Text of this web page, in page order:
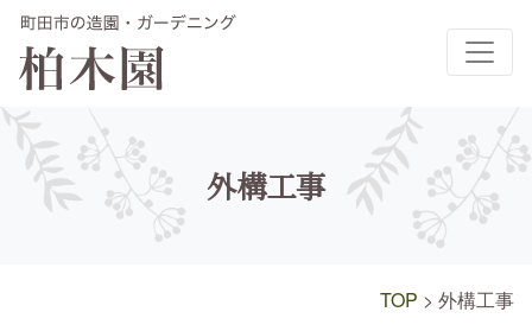
メインナビゲーション
外構工事
TOP > 外構工事